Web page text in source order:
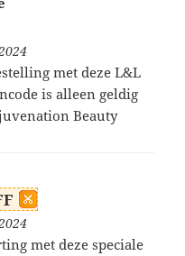
met deze L&L
is alleen geldig
Beauty
met deze speciale